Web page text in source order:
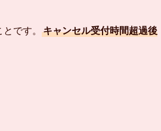
です。
キャンセル受付時間超過後